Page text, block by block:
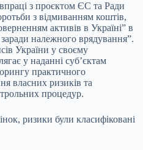
з проєктом ЄС та Ради
з відмиванням коштів,
активів в Україні” в
належного врядування”.
України у своєму
у наданні суб’єктам
практичного
власних ризиків та
процедур.
ризики були класифіковані